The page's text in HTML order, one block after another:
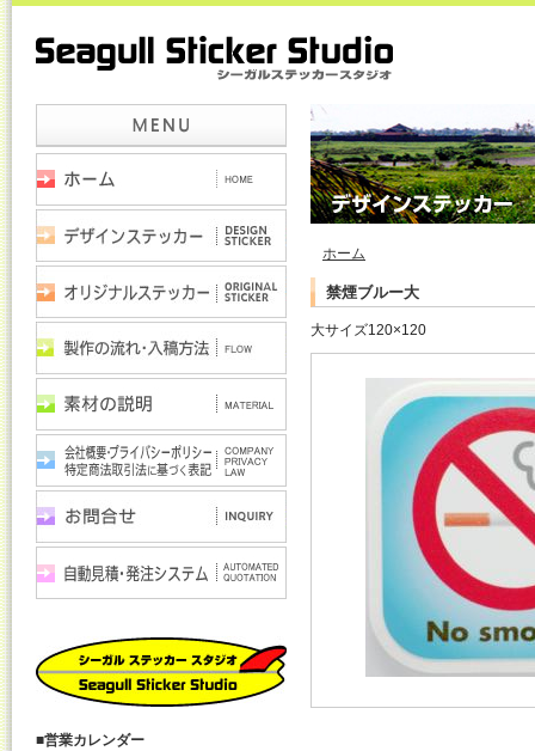
ホーム
禁煙ブルー大
大サイズ120×120
■営業カレンダー